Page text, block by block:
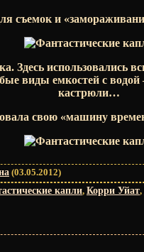
съемок и
Здесь использовались
виды емкостей с
кастрюли…
свою «машину
(03.05.2012)
капли, Корри Уйат,